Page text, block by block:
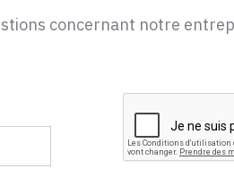
concernant notre